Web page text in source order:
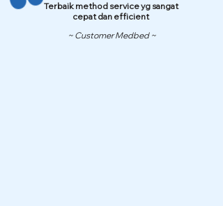
Terbaik method service yg sangat
cepat dan efficient
~ Customer Medbed ~